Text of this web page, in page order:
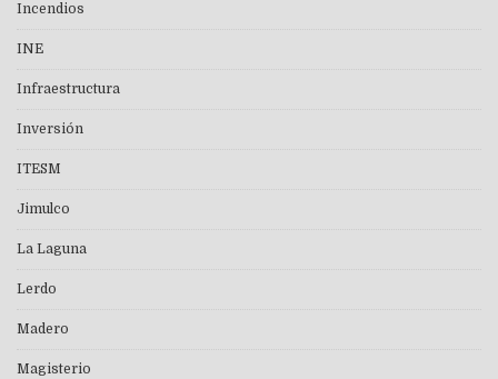
Incendios
INE
Infraestructura
Inversión
ITESM
Jimulco
La Laguna
Lerdo
Madero
Magisterio